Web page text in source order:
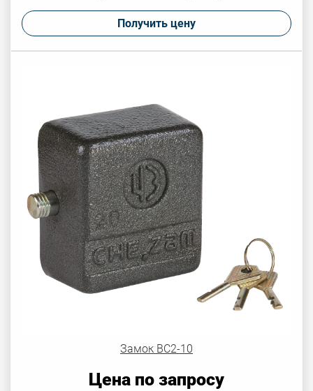
Получить цену
Замок ВС2-10
Цена по запросу